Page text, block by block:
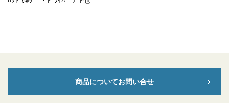
商品についてお問い合せ